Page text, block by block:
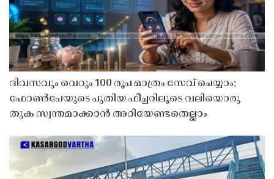
ദിവസവും വെറും 100 രൂപ മാത്രം സേവ് ചെയ്യാം;
ഫോൺപേയുടെ പുതിയ ഫീച്ചറിലൂടെ വലിയൊരു
തുക സ്വന്തമാക്കാൻ അറിയേണ്ടതെല്ലാം